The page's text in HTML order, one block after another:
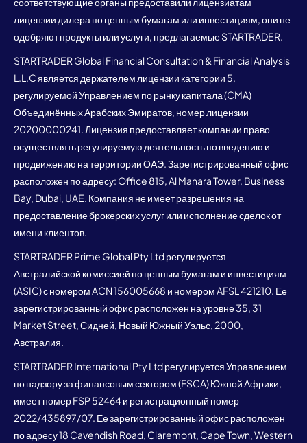
лицензии дилера по ценным бумагам или инвестициям, они не
одобряют продукты или услуги, предлагаемые STARTRADER.
STARTRADER Global Financial Consultation & Financial Analysis
L.L.C является держателем лицензии категории 5,
регулируемой Управлением по рынку капитала (CMA)
Объединённых Арабских Эмиратов, номер лицензии
20200000241. Лицензия предоставляет компании право
осуществлять регулируемую деятельность по введению и
продвижению на территории ОАЭ. Зарегистрированный офис
расположен по адресу: Office 815, Al Manara Tower, Business
Bay, Dubai, UAE. Компания не имеет разрешения на
предоставление брокерских услуг или исполнение сделок от
имени клиентов.
STARTRADER Prime Global Pty Ltd регулируется
Австралийской комиссией по ценным бумагам и инвестициям
(ASIC) с номером ACN 156005668 и номером AFSL 421210. Ее
зарегистрированный офис расположен на уровне 35, 31
Market Street, Сидней, Новый Южный Уэльс, 2000,
Австралия.
STARTRADER International Pty Ltd регулируется Управлением
по надзору за финансовым сектором (FSCA) Южной Африки,
имеет номер FSP 52464 и регистрационный номер
2022/435897/07. Ее зарегистрированный офис расположен
по адресу 18 Cavendish Road, Claremont, Cape Town, Western